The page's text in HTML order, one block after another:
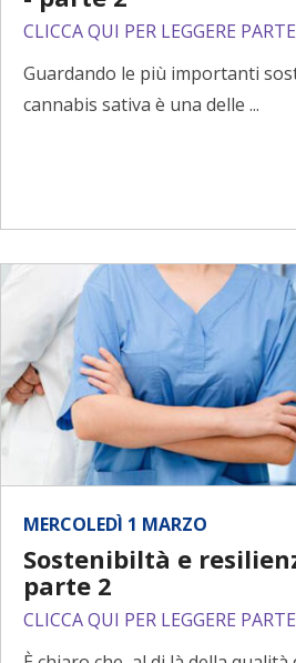
CLICCA QUI PER LEGGERE
Guardando le più importanti
cannabis sativa è una delle ...
MERCOLEDÌ 1 MARZO
Sostenibiltà e
parte 2
CLICCA QUI PER LEGGERE